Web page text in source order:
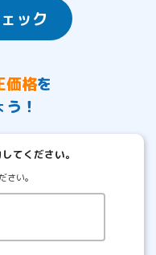
ック
価格を
！
てください。
い。